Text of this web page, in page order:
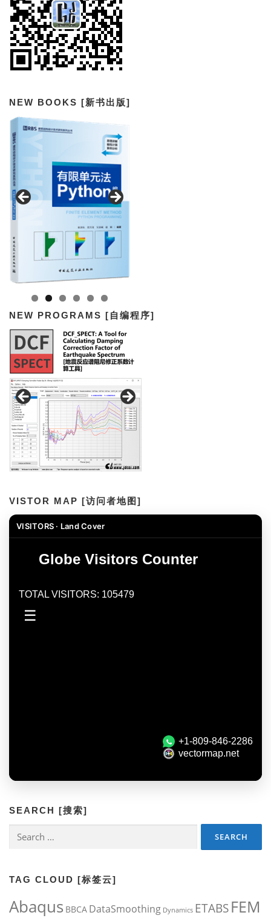
NEW BOOKS [新书出版]
NEW PROGRAMS [自编程序]
VISTOR MAP [访问者地图]
VISITORS · Land Cover
SEARCH [搜索]
for:
TAG CLOUD [标签云]
Abaqus BBCA DataSmoothing Dynamics ETABSFEM